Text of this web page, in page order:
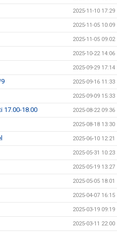
2025-11-10 17:29
2025-11-05 10:09
2025-11-05 09:02
2025-10-22 14:06
2025-09-29 17:14
2025-09-16 11:33
2025-09-09 15:33
17.00-18.00 2025-08-22 09:36
2025-08-18 13:30
2025-06-10 12:21
2025-05-31 10:23
2025-05-19 13:27
2025-05-05 18:01
2025-04-07 16:15
2025-03-19 09:19
2025-03-11 22:00